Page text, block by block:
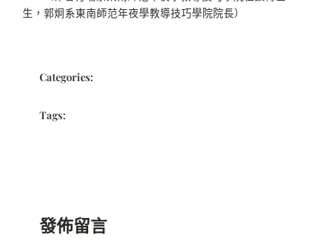
生，郭炯系東南師范年夜學教導技巧學院院長）
Categories:
Tags:
發佈留言